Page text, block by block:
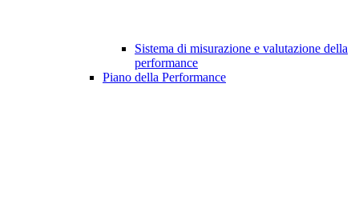
Sistema di misurazione e valutazione della
performance
Piano della Performance